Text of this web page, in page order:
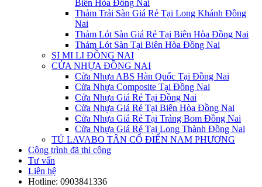
Biên Hòa Đồng Nai
Thảm Trải Sàn Giá Rẻ Tại Long Khánh Đồng
Nai
Thảm Lót Sàn Giá Rẻ Tại Biên Hòa Đồng Nai
Thảm Lót Sàn Tại Biên Hòa Đồng Nai
SI MI LI ĐỒNG NAI
CỬA NHỰA ĐỒNG NAI
Cửa Nhựa ABS Hàn Quốc Tại Đồng Nai
Cửa Nhựa Composite Tại Đồng Nai
Cửa Nhựa Giá Rẻ Tại Đồng Nai
Cửa Nhựa Giá Rẻ Tại Biên Hòa Đồng Nai
Cửa Nhựa Giá Rẻ Tại Trảng Bom Đồng Nai
Cửa Nhựa Giá Rẻ Tại Long Thành Đồng Nai
TỦ LAVABO TÂN CỔ ĐIỂN NAM PHƯƠNG
Công trình đã thi công
Tư vấn
Liên hệ
Hotline: 0903841336